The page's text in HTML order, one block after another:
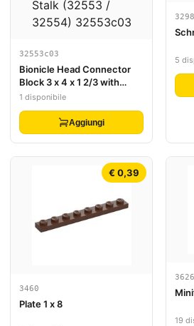
32553c03
Bionicle Head Connector
Block 3 x 4 x 1 2/3 with
Trans-Neon Yellow Eye /
1 disponibile
Aggiungi
3298
5
€ 0,39
3460
Plate 1 x 8
3626
19